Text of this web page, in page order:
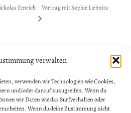
verwalten
verwenden wir Technologien wie Cookies,
und/oder darauf zuzugreifen. Wenn du
wir Daten wie das Surfverhalten oder
Wenn du deine Zustimmung nicht
Emrich Vortrag mit Sophie Liebnitz